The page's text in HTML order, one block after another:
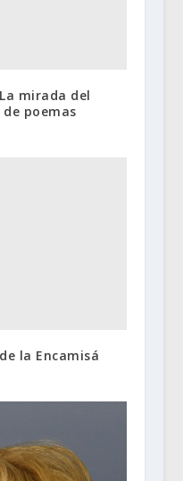
mirada del
poemas
la Encamisá